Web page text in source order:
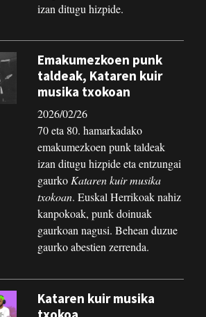
izan ditugu hizpide.
Emakumezkoen punk
taldeak, Kataren kuir
musika txokoan
2026/02/26
70 eta 80. hamarkadako
emakumezkoen punk taldeak
izan ditugu hizpide eta entzungai
gaurko Kataren kuir musika
txokoan. Euskal Herrikoak nahiz
kanpokoak, punk doinuak
gaurkoan nagusi. Behean duzue
gaurko abestien zerrenda.
Kataren kuir musika